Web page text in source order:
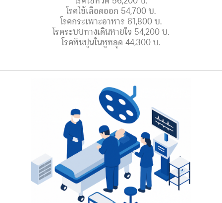
โรคไข้เลือดออก 54,700 บ.
โรคกระเพาะอาหาร 61,800 บ.
โรคระบบทางเดินหายใจ 54,200 บ.
โรคหินปูนในหูหลุด 44,300 บ.